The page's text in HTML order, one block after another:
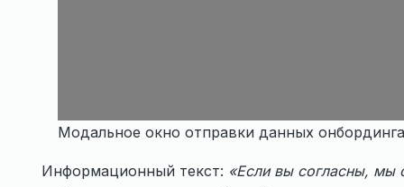
Модальное окно отправки данных
Информационный текст: «Если вы согласны, мы